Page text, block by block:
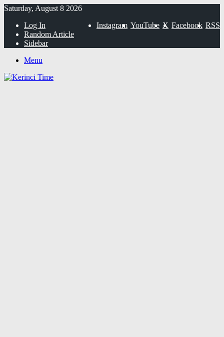
Saturday, August 8 2026
RSS
Facebook
X
YouTube
Instagram
Log In
Random Article
Sidebar
Menu